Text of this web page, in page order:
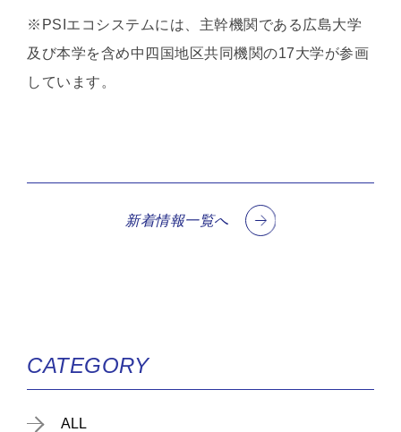
※PSIエコシステムには、主幹機関である広島大学
及び本学を含め中四国地区共同機関の17大学が参画
しています。
新着情報一覧へ
CATEGORY
ALL